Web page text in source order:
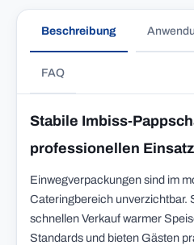
Beschreibung
FAQ
Stabile Imbiss-
professionellen Einsatz
Einwegverpackungen sind im
Cateringbereich unverzichtbar.
schnellen Verkauf warmer
Standards und bieten Gästen